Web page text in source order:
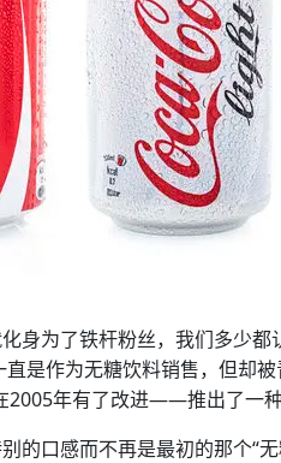
身为了铁杆粉丝，我们多少
直是作为无糖饮料销售，但却
2005年有了改进——推出了一
的口感而不再是最初的那个“